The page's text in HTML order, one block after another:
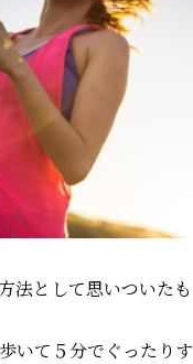
法として思いついた
いて５分でぐったり